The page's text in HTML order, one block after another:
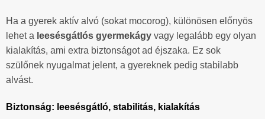
Ha a gyerek aktív alvó (sokat mocorog), különösen előnyös
lehet a leesésgátlós gyermekágy vagy legalább egy olyan
kialakítás, ami extra biztonságot ad éjszaka. Ez sok
szülőnek nyugalmat jelent, a gyereknek pedig stabilabb
alvást.
Biztonság: leesésgátló, stabilitás, kialakítás